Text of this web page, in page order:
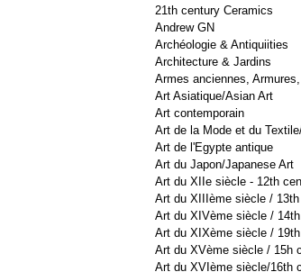
21th century Ceramics
Andrew GN
Archéologie & Antiquiities
Architecture & Jardins
Armes anciennes,
Art Asiatique/Asian Art
Art contemporain
Art de la Mode et du
Art de l'Egypte antique
Art du Japon/Japanese Art
Art du XIIe siècle - 12th
Art du XIIIème siècle /
Art du XIVème siècle /
Art du XIXème siècle /
Art du XVème siècle / 15h
Art du XVIème siècle/16th